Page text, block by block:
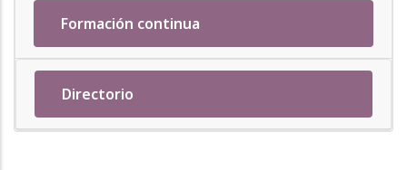
Formación continua
Directorio